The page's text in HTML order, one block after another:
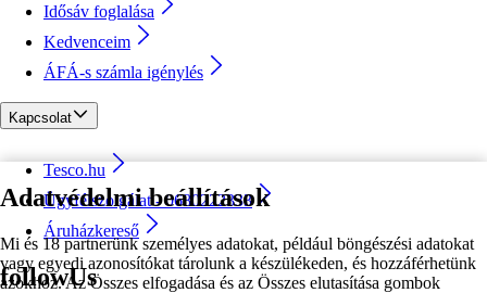
Adatvédelmi beállítások
Mi és 18 partnerünk személyes adatokat, például böngészési adatokat
vagy egyedi azonosítókat tárolunk a készülékeden, és hozzáférhetünk
azokhoz. Az Összes elfogadása és az Összes elutasítása gombok
Idősáv foglalása
Kedvenceim
ÁFÁ-s számla igénylés
Kapcsolat
Tesco.hu
Ügyfélszolgálat - 0680222333
Áruházkereső
followUs